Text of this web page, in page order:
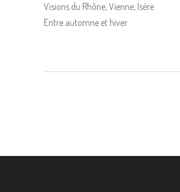
Visions du Rhône, Vienne, Isère
Entre automne et hiver